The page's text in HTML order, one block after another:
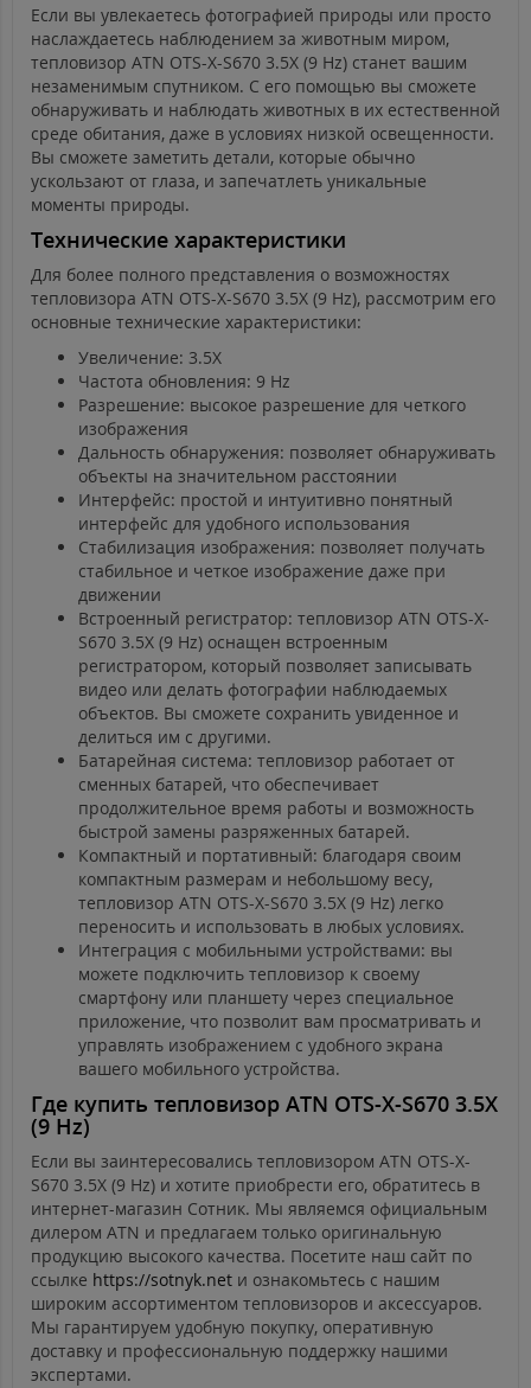
Если вы увлекаетесь фотографией природы или просто
наслаждаетесь наблюдением за животным миром,
тепловизор ATN OTS-X-S670 3.5X (9 Hz) станет вашим
незаменимым спутником. С его помощью вы сможете
обнаруживать и наблюдать животных в их естественной
среде обитания, даже в условиях низкой освещенности.
Вы сможете заметить детали, которые обычно
ускользают от глаза, и запечатлеть уникальные
моменты природы.
Технические характеристики
Для более полного представления о возможностях
тепловизора ATN OTS-X-S670 3.5X (9 Hz), рассмотрим его
основные технические характеристики:
Увеличение: 3.5X
Частота обновления: 9 Hz
Разрешение: высокое разрешение для четкого
изображения
Дальность обнаружения: позволяет обнаруживать
объекты на значительном расстоянии
Интерфейс: простой и интуитивно понятный
интерфейс для удобного использования
Стабилизация изображения: позволяет получать
стабильное и четкое изображение даже при
движении
Встроенный регистратор: тепловизор ATN OTS-X-
S670 3.5X (9 Hz) оснащен встроенным
регистратором, который позволяет записывать
видео или делать фотографии наблюдаемых
объектов. Вы сможете сохранить увиденное и
делиться им с другими.
Батарейная система: тепловизор работает от
сменных батарей, что обеспечивает
продолжительное время работы и возможность
быстрой замены разряженных батарей.
Компактный и портативный: благодаря своим
компактным размерам и небольшому весу,
тепловизор ATN OTS-X-S670 3.5X (9 Hz) легко
переносить и использовать в любых условиях.
Интеграция с мобильными устройствами: вы
можете подключить тепловизор к своему
смартфону или планшету через специальное
приложение, что позволит вам просматривать и
управлять изображением с удобного экрана
вашего мобильного устройства.
Где купить тепловизор ATN OTS-X-S670 3.5X
(9 Hz)
Если вы заинтересовались тепловизором ATN OTS-X-
S670 3.5X (9 Hz) и хотите приобрести его, обратитесь в
интернет-магазин Сотник. Мы являемся официальным
дилером ATN и предлагаем только оригинальную
продукцию высокого качества. Посетите наш сайт по
ссылке https://sotnyk.net и ознакомьтесь с нашим
широким ассортиментом тепловизоров и аксессуаров.
Мы гарантируем удобную покупку, оперативную
доставку и профессиональную поддержку нашими
экспертами.